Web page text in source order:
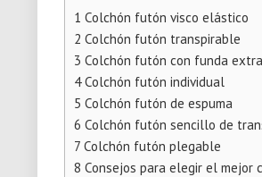
1 Colchón futón visco elástico
2 Colchón futón transpirable
3 Colchón futón con funda
4Colchón futón individual
5 Colchón futón de espuma
6 Colchón futón sencillo de
7 Colchón futón plegable
8 Consejos para elegir el mejor